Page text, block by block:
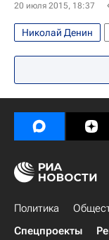
20 июля 2015, 18:37
Николай Денин
Происшествия
Политика
Спецпроекты